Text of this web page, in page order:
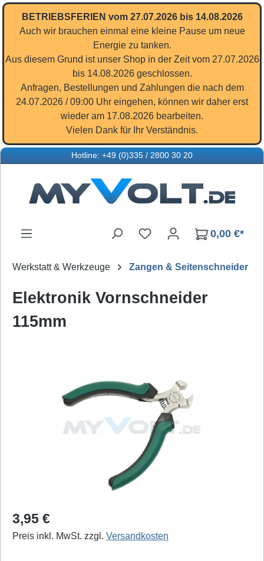
Zum Hauptinhalt springen
BETRIEBSFERIEN vom 27.07.2026 bis 14.08.2026
Auch wir brauchen einmal eine kleine Pause um neue
Energie zu tanken.
Aus diesem Grund ist unser Shop in der Zeit vom 27.07.2026
bis 14.08.2026 geschlossen.
Anfragen, Bestellungen und Zahlungen die nach dem
24.07.2026 / 09:00 Uhr eingehen, können wir daher erst
wieder am 17.08.2026 bearbeiten.
Vielen Dank für Ihr Verständnis.
Hotline: +49 (0)335 / 2800 30 20
Du hast 0 Produkte auf
0,00 €*
Werkstatt & Werkzeuge Zangen & Seitenschneider
Elektronik Vornschneider
115mm
Regulärer Preis:
3,95 €
Preis inkl. MwSt. zzgl. Versandkosten